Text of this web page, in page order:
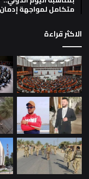
متكامل لمواجهة
الاكثر قراءة